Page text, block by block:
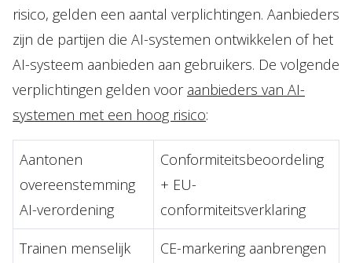
risico, gelden een aantal verplichtingen. Aanbieders
zijn de partijen die AI-systemen ontwikkelen of het
AI-systeem aanbieden aan gebruikers. De volgende
verplichtingen gelden voor aanbieders van AI-
systemen met een hoog risico:
Aantonen
overeenstemming
AI-verordening
Conformiteitsbeoordeling
+ EU-
conformiteitsverklaring
Trainen menselijk
CE-markering aanbrengen